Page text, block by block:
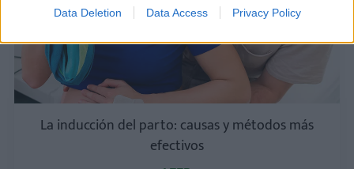
Data Deletion Data Access Privacy Policy
La inducción del parto: causas y métodos más
efectivos